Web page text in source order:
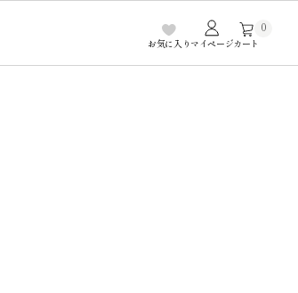
お気に入り マイページカート
0